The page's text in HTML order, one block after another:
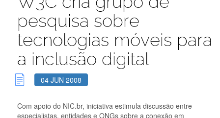
pesquisa sobre
tecnologias móveis para
a inclusão digital
04 JUN 2008
Com apoio do NIC.br, iniciativa estimula discussão entre
especialistas, entidades e ONGs sobre a conexão em